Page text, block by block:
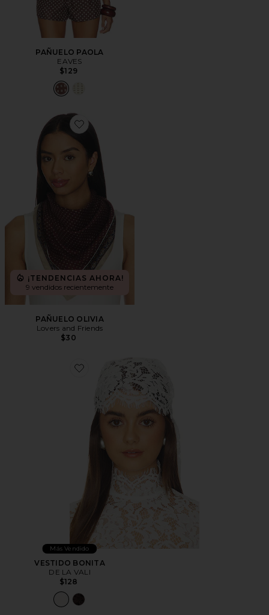
PAÑUELO PAOLA
EAVES
$129
Favorite PAÑUELO OLIVIA
¡TENDENCIAS AHORA!
9 vendidos recientemente
PAÑUELO OLIVIA
Lovers and Friends
$30
Favorite VESTIDO BONITA
Más Vendido
VESTIDO BONITA
DE LA VALI
$128